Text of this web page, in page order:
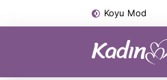
Koyu Mod